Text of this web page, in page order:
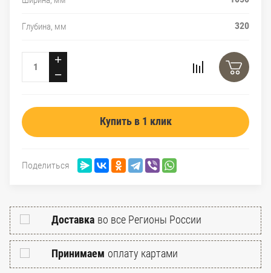
Глубина, мм 320
−
+
Купить в 1 клик
Поделиться
Доставка во все Регионы России
Принимаем оплату картами